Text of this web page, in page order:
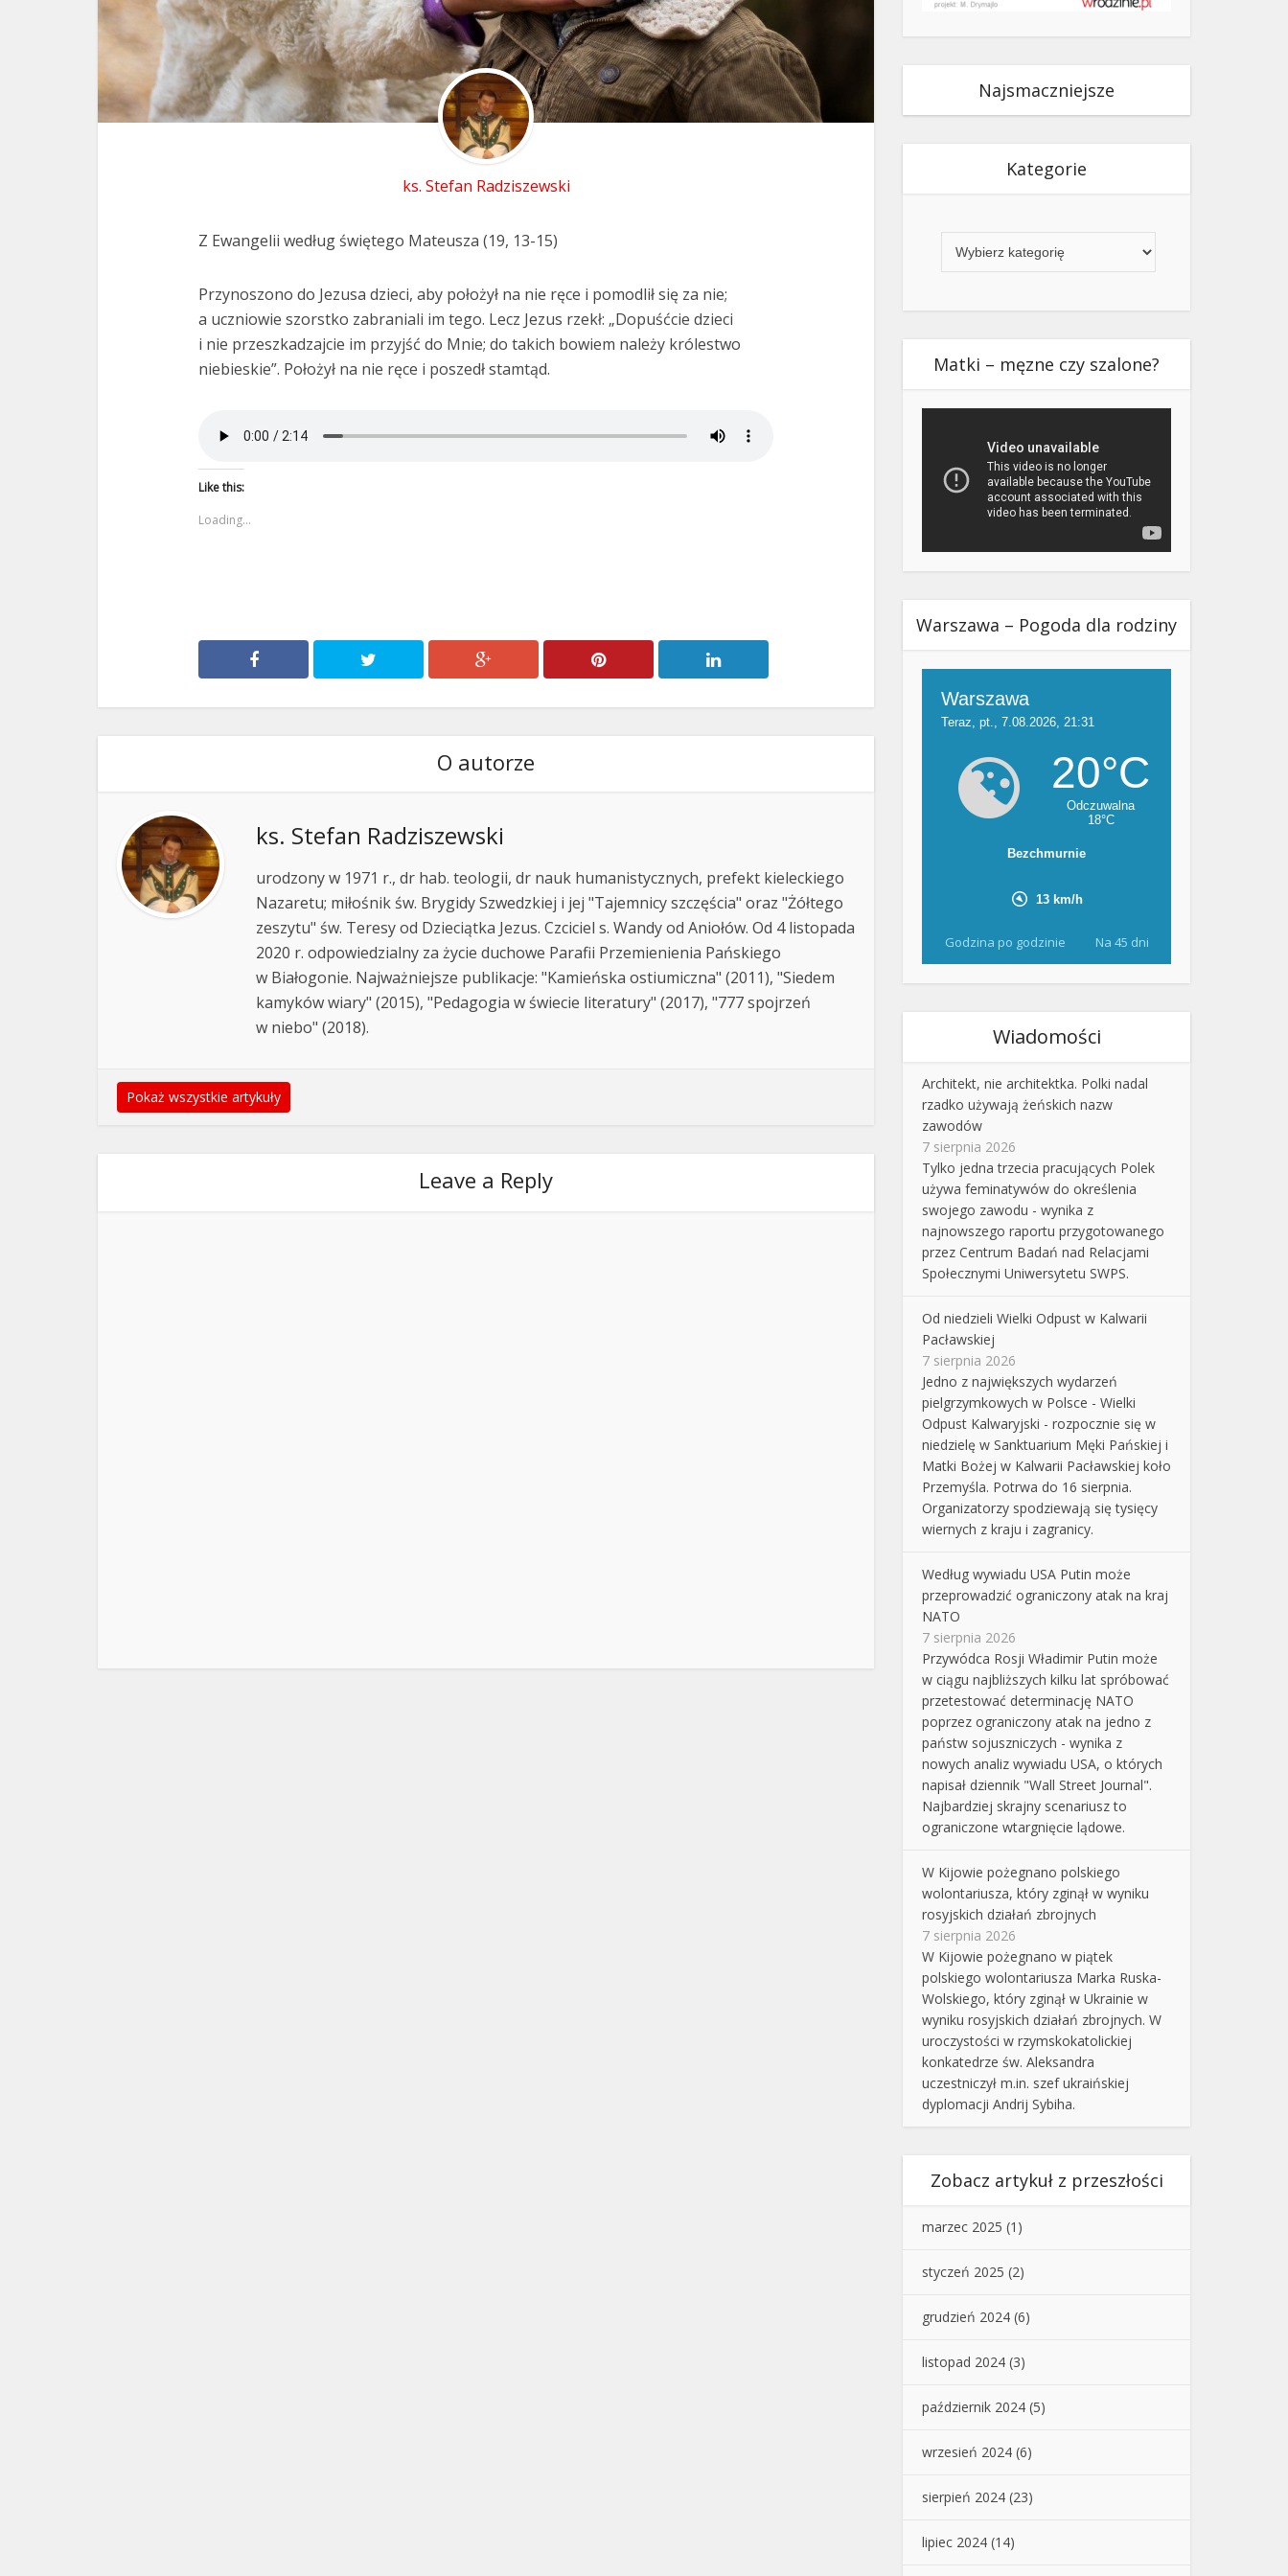
ks. Stefan Radziszewski
Z Ewangelii według świętego Mateusza (19, 13-15)
Przynoszono do Jezusa dzieci, aby położył na nie ręce i pomodlił się za nie;
a uczniowie szorstko zabraniali im tego. Lecz Jezus rzekł: „Dopuśćcie dzieci
i nie przeszkadzajcie im przyjść do Mnie; do takich bowiem należy królestwo
niebieskie”. Położył na nie ręce i poszedł stamtąd.
Like this:
Loading...
O autorze
ks. Stefan Radziszewski
urodzony w 1971 r., dr hab. teologii, dr nauk humanistycznych, prefekt kieleckiego
Nazaretu; miłośnik św. Brygidy Szwedzkiej i jej "Tajemnicy szczęścia" oraz "Żółtego
zeszytu" św. Teresy od Dzieciątka Jezus. Czciciel s. Wandy od Aniołów. Od 4 listopada
2020 r. odpowiedzialny za życie duchowe Parafii Przemienienia Pańskiego
w Białogonie. Najważniejsze publikacje: "Kamieńska ostiumiczna" (2011), "Siedem
kamyków wiary" (2015), "Pedagogia w świecie literatury" (2017), "777 spojrzeń
w niebo" (2018).
Pokaż wszystkie artykuły
Leave a Reply
Najsmaczniejsze
Kategorie
Matki – męzne czy szalone?
Warszawa – Pogoda dla rodziny
Godzina po godzinie Na 45 dni
Wiadomości
Architekt, nie architektka. Polki nadal
rzadko używają żeńskich nazw
zawodów
7 sierpnia 2026
Tylko jedna trzecia pracujących Polek
używa feminatywów do określenia
swojego zawodu - wynika z
najnowszego raportu przygotowanego
przez Centrum Badań nad Relacjami
Społecznymi Uniwersytetu SWPS.
Od niedzieli Wielki Odpust w Kalwarii
Pacławskiej
7 sierpnia 2026
Jedno z największych wydarzeń
pielgrzymkowych w Polsce - Wielki
Odpust Kalwaryjski - rozpocznie się w
niedzielę w Sanktuarium Męki Pańskiej i
Matki Bożej w Kalwarii Pacławskiej koło
Przemyśla. Potrwa do 16 sierpnia.
Organizatorzy spodziewają się tysięcy
wiernych z kraju i zagranicy.
Według wywiadu USA Putin może
przeprowadzić ograniczony atak na kraj
NATO
7 sierpnia 2026
Przywódca Rosji Władimir Putin może
w ciągu najbliższych kilku lat spróbować
przetestować determinację NATO
poprzez ograniczony atak na jedno z
państw sojuszniczych - wynika z
nowych analiz wywiadu USA, o których
napisał dziennik "Wall Street Journal".
Najbardziej skrajny scenariusz to
ograniczone wtargnięcie lądowe.
W Kijowie pożegnano polskiego
wolontariusza, który zginął w wyniku
rosyjskich działań zbrojnych
7 sierpnia 2026
W Kijowie pożegnano w piątek
polskiego wolontariusza Marka Ruska-
Wolskiego, który zginął w Ukrainie w
wyniku rosyjskich działań zbrojnych. W
uroczystości w rzymskokatolickiej
konkatedrze św. Aleksandra
uczestniczył m.in. szef ukraińskiej
dyplomacji Andrij Sybiha.
Zobacz artykuł z przeszłości
marzec 2025 (1)
styczeń 2025 (2)
grudzień 2024 (6)
listopad 2024 (3)
październik 2024 (5)
wrzesień 2024 (6)
sierpień 2024 (23)
lipiec 2024 (14)